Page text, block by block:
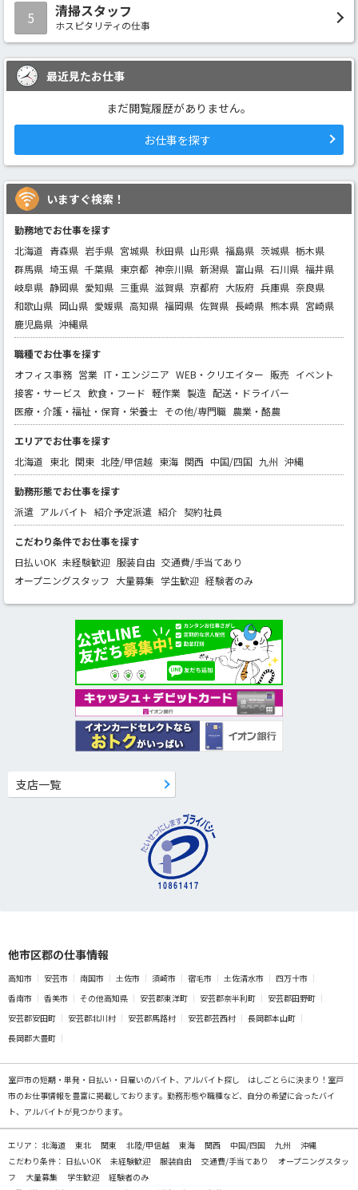
5 清掃スタッフ
ホスピタリティの仕事
最近見たお仕事
まだ閲覧履歴がありません。
お仕事を探す
いますぐ検索！
勤務地でお仕事を探す
北海道 青森県 岩手県 宮城県 秋田県 山形県 福島県 茨城県 栃木県
群馬県 埼玉県 千葉県 東京都 神奈川県 新潟県 富山県 石川県 福井県
岐阜県 静岡県 愛知県 三重県 滋賀県 京都府 大阪府 兵庫県 奈良県
和歌山県 岡山県 愛媛県 高知県 福岡県 佐賀県 長崎県 熊本県 宮崎県
鹿児島県 沖縄県
職種でお仕事を探す
オフィス事務 営業 IT・エンジニア WEB・クリエイター 販売 イベント
接客・サービス 飲食・フード 軽作業 製造 配送・ドライバー
医療・介護・福祉・保育・栄養士 その他/専門職 農業・酪農
エリアでお仕事を探す
北海道 東北 関東 北陸/甲信越 東海 関西 中国/四国 九州 沖縄
勤務形態でお仕事を探す
派遣 アルバイト 紹介予定派遣 紹介 契約社員
こだわり条件でお仕事を探す
日払いOK 未経験歓迎 服装自由 交通費/手当てあり
オープニングスタッフ 大量募集 学生歓迎 経験者のみ
支店一覧
他市区郡の仕事情報
高知市 安芸市 南国市 土佐市 須崎市 宿毛市 土佐清水市
四万十市
香南市
香美市 その他高知県 安芸郡東洋町 安芸郡奈半利町
安芸郡田野町
安芸郡安田町
安芸郡北川村 安芸郡馬路村 安芸郡芸西村
長岡郡本山町
長岡郡大豊町
室戸市の短期・単発・日払い・日雇いのバイト、アルバイト探し
はしごとらに決まり！室戸
市のお仕事情報を豊富に掲載しております。勤務形態や職種など、自分の希望に合ったバイ
ト、アルバイトが見つかります。
エリア： 北海道 東北 関東 北陸/甲信越 東海 関西 中国/四国 九州
沖縄
こだわり条件： 日払いOK 未経験歓迎 服装自由 交通費/手当てあり
オープニングスタッ
フ
大量募集 学生歓迎
経験者のみ